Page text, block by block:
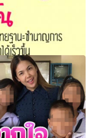
วิทยฐานะชำนาญการ